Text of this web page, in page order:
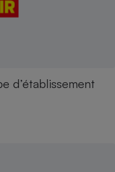
d’établissement